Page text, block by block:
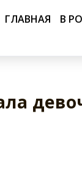
ГЛАВНАЯ В